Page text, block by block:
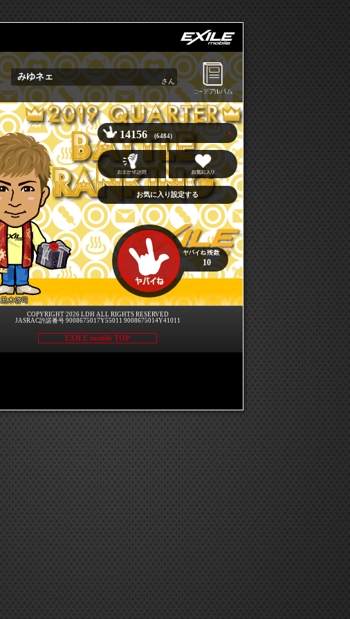
みゆネェ さん
黒木啓司
14156 (6484)
お気に入り設定する
10
COPYRIGHT 2026 LDH ALL RIGHTS RESERVED
JASRAC許諾番号 9008675017Y55011 9008675014Y41011
EXILE mobile TOP